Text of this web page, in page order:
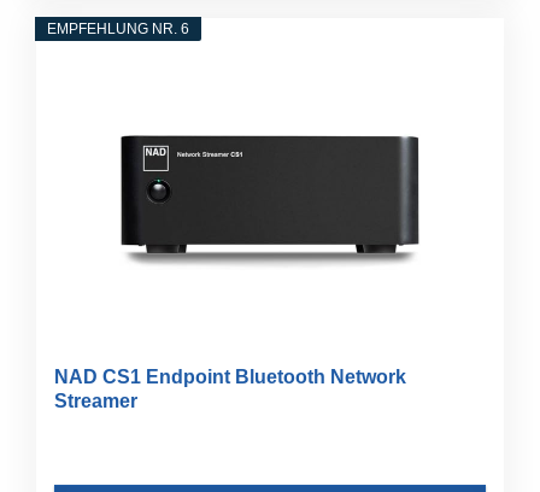
EMPFEHLUNG NR. 6
NAD CS1 Endpoint Bluetooth Network
Streamer